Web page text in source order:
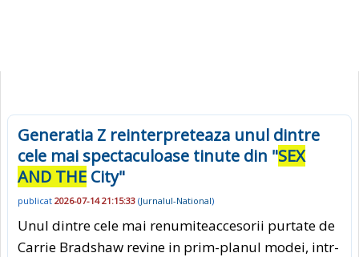
Generatia Z reinterpreteaza unul dintre
cele mai spectaculoase tinute din "SEX
AND THE City"
publicat 2026-07-14 21:15:33 (Jurnalul-National)
Unul dintre cele mai renumiteaccesorii purtate de
Carrie Bradshaw revine in prim-planul modei, intr-